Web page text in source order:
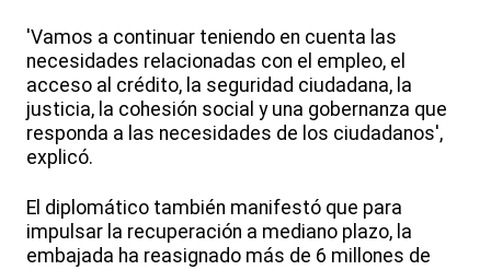
'Vamos a continuar teniendo en cuenta las
necesidades relacionadas con el empleo, el
acceso al crédito, la seguridad ciudadana, la
justicia, la cohesión social y una gobernanza que
responda a las necesidades de los ciudadanos',
explicó.
El diplomático también manifestó que para
impulsar la recuperación a mediano plazo, la
embajada ha reasignado más de 6 millones de